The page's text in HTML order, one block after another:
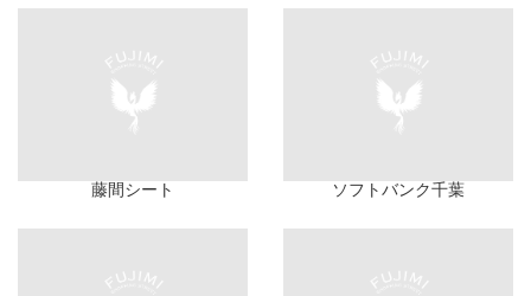
藤間シート ソフトバンク千葉